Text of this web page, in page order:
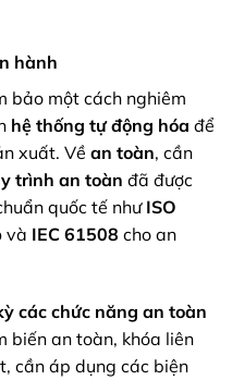
hành
bảo một cách nghiêm
hệ thống tự động hóa để
xuất. Về an toàn, cần
trình an toàn đã được
quốc tế như ISO
và IEC 61508 cho an
các chức năng an toàn
biến an toàn, khóa liên
cần áp dụng các biện